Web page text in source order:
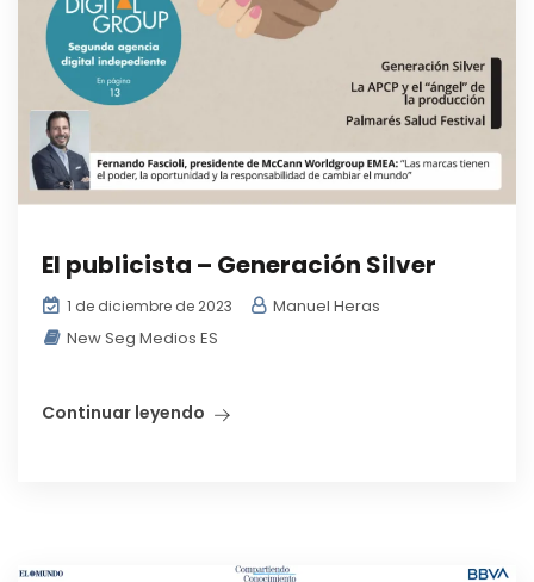
El publicista – Generación Silver
1 de diciembre de 2023
Manuel Heras
New Seg Medios ES
Continuar leyendo